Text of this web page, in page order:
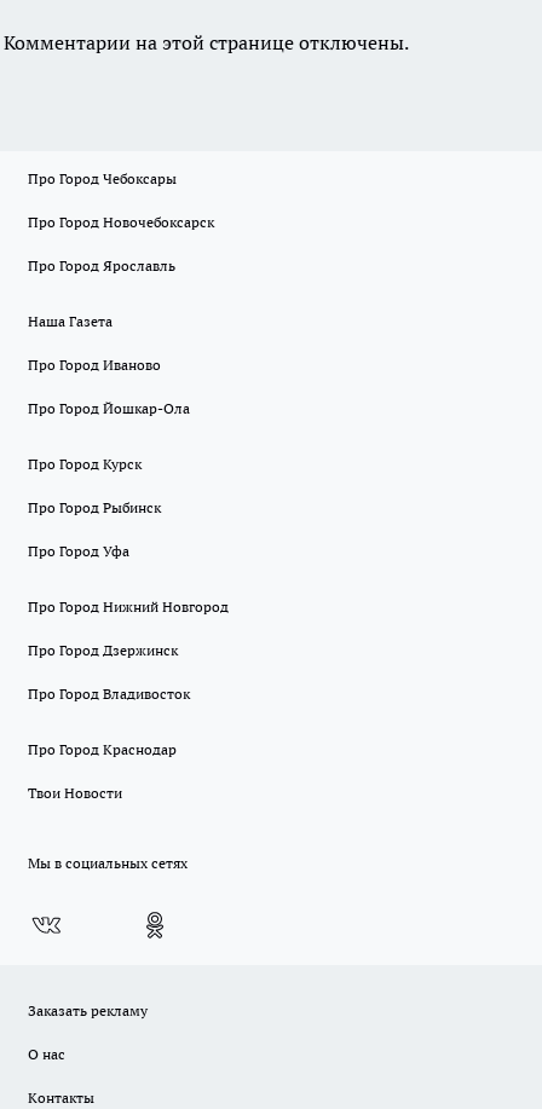
Комментарии на этой странице отключены.
Про Город Чебоксары
Про Город Новочебоксарск
Про Город Ярославль
Наша Газета
Про Город Иваново
Про Город Йошкар-Ола
Про Город Курск
Про Город Рыбинск
Про Город Уфа
Про Город Нижний Новгород
Про Город Дзержинск
Про Город Владивосток
Про Город Краснодар
Твои Новости
Мы в социальных сетях
Заказать рекламу
О нас
Контакты